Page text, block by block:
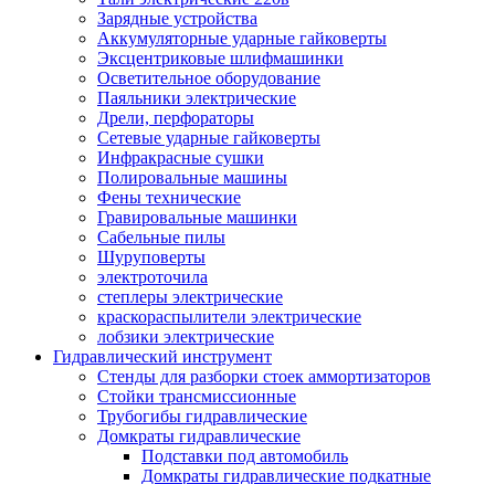
Зарядные устройства
Аккумуляторные ударные гайковерты
Эксцентриковые шлифмашинки
Осветительное оборудование
Паяльники электрические
Дрели, перфораторы
Сетевые ударные гайковерты
Инфракрасные сушки
Полировальные машины
Фены технические
Гравировальные машинки
Сабельные пилы
Шуруповерты
электроточила
степлеры электрические
краскораспылители электрические
лобзики электрические
Гидравлический инструмент
Стенды для разборки стоек аммортизаторов
Стойки трансмиссионные
Трубогибы гидравлические
Домкраты гидравлические
Подставки под автомобиль
Домкраты гидравлические подкатные